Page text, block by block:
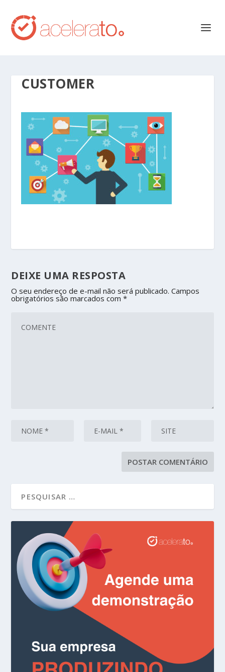
CUSTOMER
DEIXE UMA RESPOSTA
O seu endereço de e-mail não será publicado. Campos
obrigatórios são marcados com*